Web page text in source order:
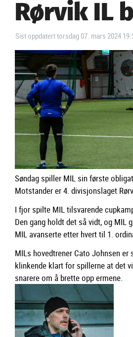
Rørvik IL
Sist oppdatert torsdag 07. mars 2024
Søndag spiller MIL sin første
Motstander er 4. divisjonslaget
I fjor spilte MIL tilsvarende
Den gang holdt det så vidt, og MIL
MIL avanserte etter hvert til 1.
MILs hovedtrener Cato Johnsen
klinkende klart for spillerne at det
snarere om å brette opp ermene.